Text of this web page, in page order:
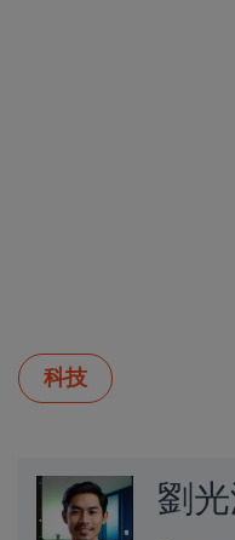
科技
劉